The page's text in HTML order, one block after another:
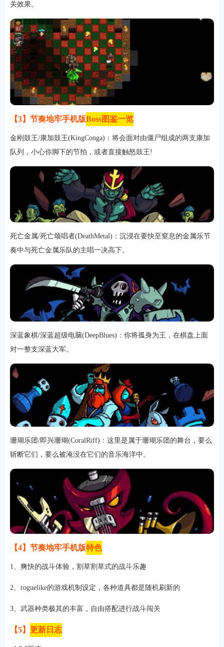
关效果。
【3】节奏地牢手机版Boss图鉴一览
金刚鼓王/康加鼓王(KingConga)：将会面对由僵尸组成的两支康加
队列，小心你脚下的节拍，或者直接触怒鼓王!
死亡金属/死亡颂唱者(DeathMetal)：沉浸在要快至窒息的金属乐节
奏中与死亡金属乐队的主唱一决高下。
深蓝象棋/深蓝超级电脑(DeepBlues)：你将孤身为王，在棋盘上面
对一整支深蓝大军。
珊瑚乐团/即兴珊瑚(CoralRiff)：这里是属于珊瑚乐团的舞台，要么
斩断它们，要么被淹没在它们的音乐海洋中。
【4】节奏地牢手机版特色
1、爽快的战斗体验，割草割草式的战斗乐趣
2、roguelike的游戏机制设定，各种道具都是随机刷新的
3、武器种类极其的丰富，自由搭配进行战斗闯关
【5】 更新日志